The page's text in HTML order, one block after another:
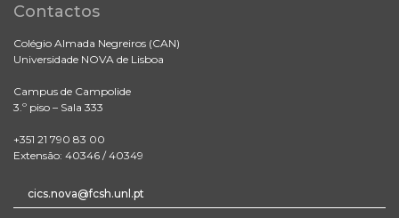
Contactos
Colégio Almada Negreiros (CAN)
Universidade NOVA de Lisboa
Campus de Campolide
3.º piso – Sala 333
+351 21 790 83 00
Extensão: 40346 / 40349
cics.nova@fcsh.unl.pt